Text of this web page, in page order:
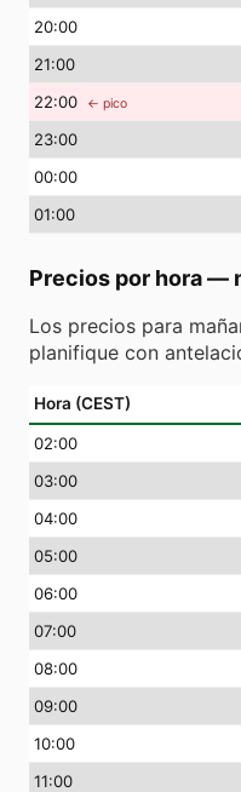
20:00
21:00
22:00 ← pico
23:00
00:00
01:00
Precios por hora —
Los precios para
planifique con
Hora (CEST)
02:00
03:00
04:00
05:00
06:00
07:00
08:00
09:00
10:00
11:00